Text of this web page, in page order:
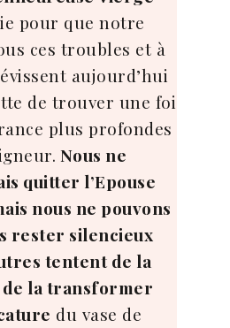
pour que notre
ces troubles et à
aujourd’hui
de trouver une foi
plus profondes
Nous ne
quitter l’Epouse
nous ne pouvons
rester silencieux
tentent de la
la transformer
du vase de